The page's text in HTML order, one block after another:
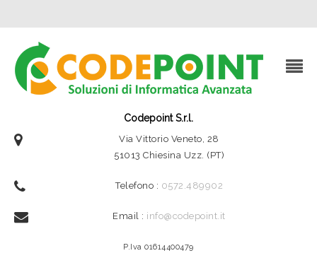
Codepoint S.r.l.
Via Vittorio Veneto, 28
51013 Chiesina Uzz. (PT)
Telefono : 0572.489902
Email : info@codepoint.it
P.Iva 01614400479